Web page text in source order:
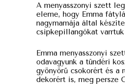
A menyasszonyi szett
eleme, hogy Emma
nagymamája által
csipkepillangókat
Emma menyasszonyi
odavagyunk a tündéri
gyönyörű csokorért és a
dekorért is, meg persze